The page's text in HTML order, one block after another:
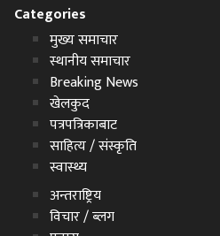
Categories
मुख्य समाचार
स्थानीय समाचार
Breaking News
खेलकुद
पत्रपत्रिकाबाट
साहित्य / संस्कृति
स्वास्थ्य
अन्तराष्ट्रिय
विचार / ब्लग